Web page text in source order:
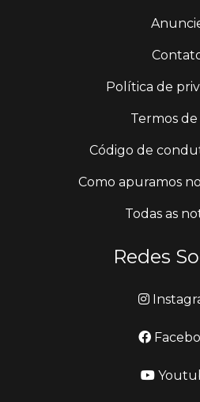
Política de
Termos de
Código de
Como apuramos
Todas as
Redes